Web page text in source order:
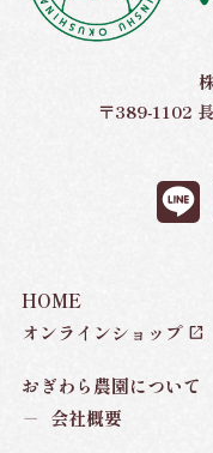
〒389-1102
HOME
オンラインショップ
おぎわら農園について
－ 会社概要